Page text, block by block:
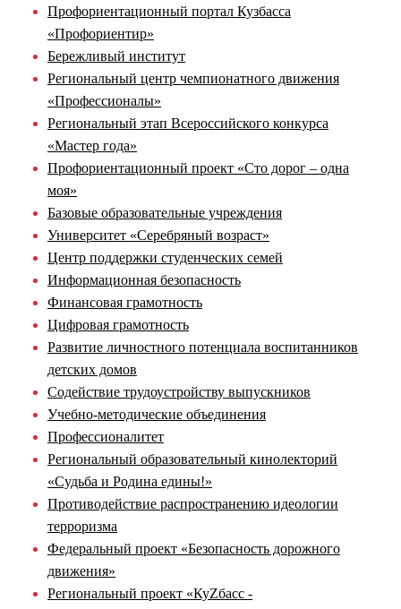
Профориентационный портал Кузбасса
«Профориентир»
Бережливый институт
Региональный центр чемпионатного движения
«Профессионалы»
Региональный этап Всероссийского конкурса
«Мастер года»
Профориентационный проект «Сто дорог – одна
моя»
Базовые образовательные учреждения
Университет «Серебряный возраст»
Центр поддержки студенческих семей
Информационная безопасность
Финансовая грамотность
Цифровая грамотность
Развитие личностного потенциала воспитанников
детских домов
Содействие трудоустройству выпускников
Учебно-методические объединения
Профессионалитет
Региональный образовательный кинолекторий
«Судьба и Родина едины!»
Противодействие распространению идеологии
терроризма
Федеральный проект «Безопасность дорожного
движения»
Региональный проект «КуZбасс -